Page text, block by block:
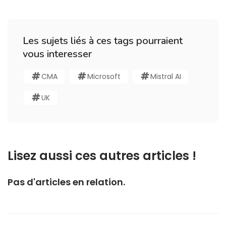
Les sujets liés à ces tags pourraient
vous interesser
CMA Microsoft Mistral AI
UK
Lisez aussi ces autres articles !
Pas d'articles en relation.